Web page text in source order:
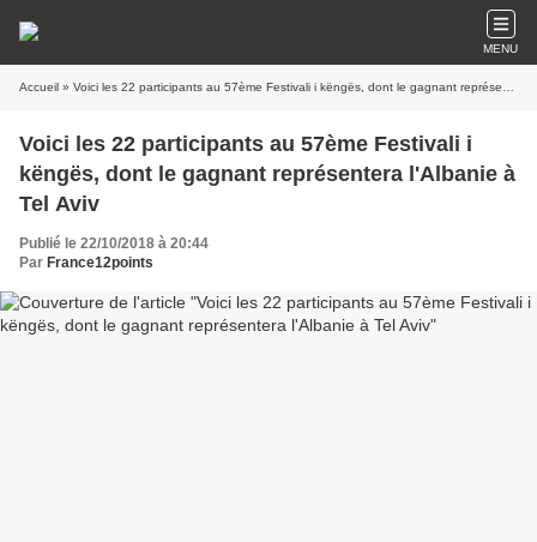
MENU
Accueil » Voici les 22 participants au 57ème Festivali i këngës, dont le gagnant représentera l'Albanie à Tel Aviv
Voici les 22 participants au 57ème Festivali i
këngës, dont le gagnant représentera l'Albanie à
Tel Aviv
Publié le 22/10/2018 à 20:44
Par France12points